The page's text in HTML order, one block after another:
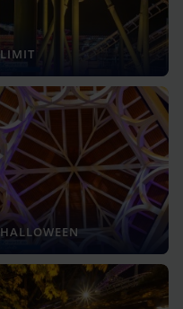
LIMIT
HALLOWEEN